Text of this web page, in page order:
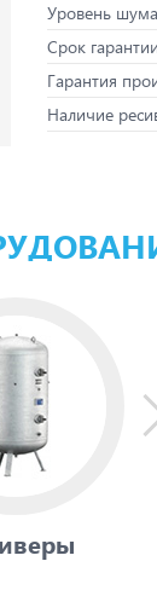
Уровень
Срок
Гарантия
Наличие